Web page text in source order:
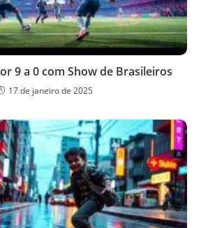
9 a 0 com Show de Brasileiros
17 de janeiro de 2025